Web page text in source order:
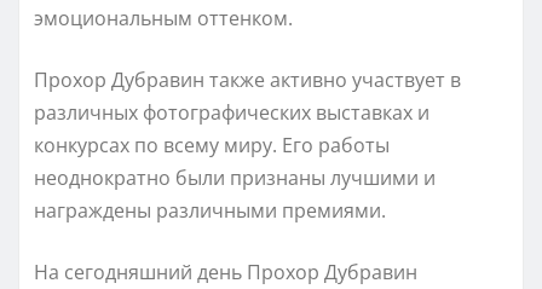
эмоциональным оттенком.
Прохор Дубравин также активно участвует в
различных фотографических выставках и
конкурсах по всему миру. Его работы
неоднократно были признаны лучшими и
награждены различными премиями.
На сегодняшний день Прохор Дубравин